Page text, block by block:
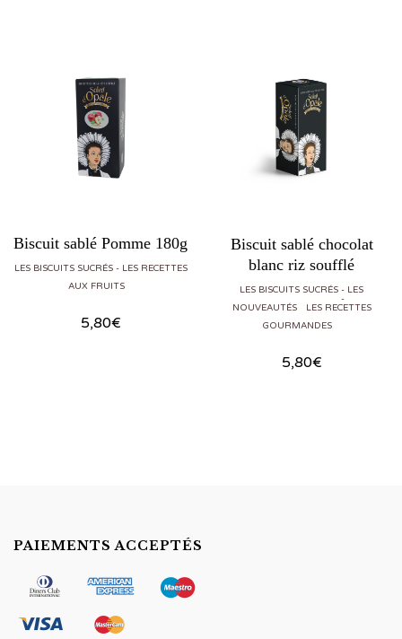
Biscuit sablé Pomme 180g
LES BISCUITS SUCRÉS
LES RECETTES
AUX FRUITS
5,80€
Biscuit sablé chocolat
blanc riz soufflé
LES BISCUITS SUCRÉS
LES
NOUVEAUTÉS
LES RECETTES
GOURMANDES
5,80€
PAIEMENTS ACCEPTÉS